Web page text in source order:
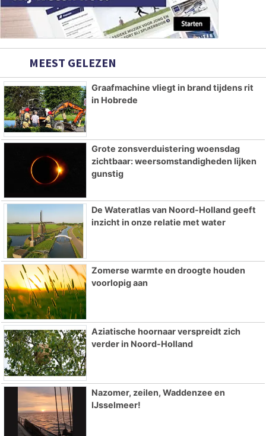
MEEST GELEZEN
Graafmachine vliegt in brand tijdens rit
in Hobrede
Grote zonsverduistering woensdag
zichtbaar: weersomstandigheden lijken
gunstig
De Wateratlas van Noord-Holland geeft
inzicht in onze relatie met water
Zomerse warmte en droogte houden
voorlopig aan
Aziatische hoornaar verspreidt zich
verder in Noord-Holland
Nazomer, zeilen, Waddenzee en
IJsselmeer!